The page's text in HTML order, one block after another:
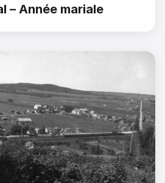
– Année mariale